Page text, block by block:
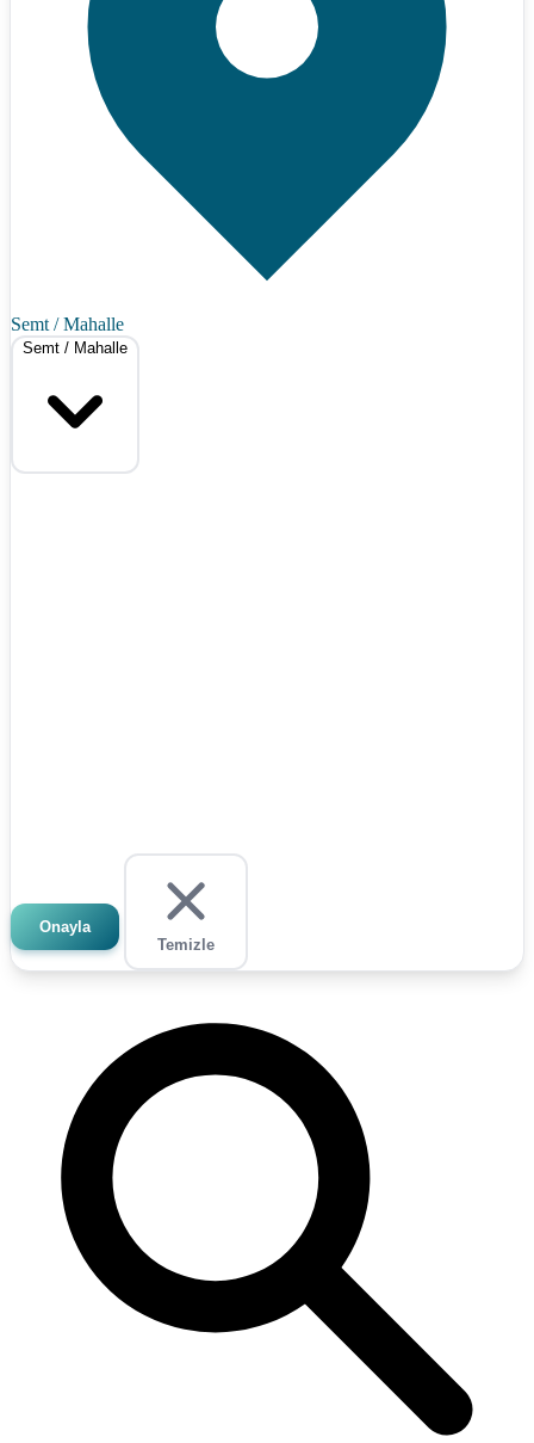
Semt / Mahalle
Semt / Mahalle
Onayla
Temizle